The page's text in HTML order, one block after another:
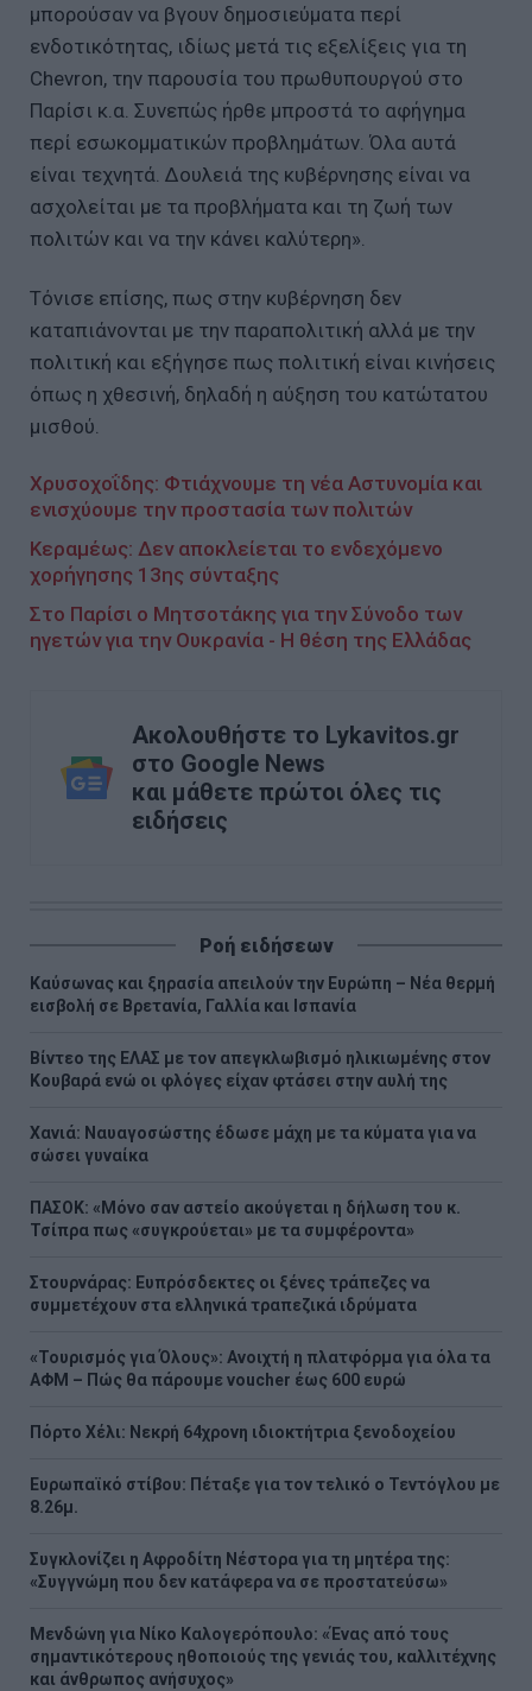
μπορούσαν να βγουν δημοσιεύματα περί
ενδοτικότητας, ιδίως μετά τις εξελίξεις για τη
Chevron, την παρουσία του πρωθυπουργού στο
Παρίσι κ.α. Συνεπώς ήρθε μπροστά το αφήγημα
περί εσωκομματικών προβλημάτων. Όλα αυτά
είναι τεχνητά. Δουλειά της κυβέρνησης είναι να
ασχολείται με τα προβλήματα και τη ζωή των
πολιτών και να την κάνει καλύτερη».
Τόνισε επίσης, πως στην κυβέρνηση δεν
καταπιάνονται με την παραπολιτική αλλά με την
πολιτική και εξήγησε πως πολιτική είναι κινήσεις
όπως η χθεσινή, δηλαδή η αύξηση του κατώτατου
μισθού.
Χρυσοχοΐδης: Φτιάχνουμε τη νέα Αστυνομία και
ενισχύουμε την προστασία των πολιτών
Κεραμέως: Δεν αποκλείεται το ενδεχόμενο
χορήγησης 13ης σύνταξης
Στο Παρίσι ο Μητσοτάκης για την Σύνοδο των
ηγετών για την Ουκρανία - Η θέση της Ελλάδας
Ακολουθήστε το Lykavitos.gr
στο Google News
και μάθετε πρώτοι όλες τις
ειδήσεις
Ροή ειδήσεων
Καύσωνας και ξηρασία απειλούν την Ευρώπη – Νέα θερμή
εισβολή σε Βρετανία, Γαλλία και Ισπανία
Βίντεο της ΕΛΑΣ με τον απεγκλωβισμό ηλικιωμένης στον
Κουβαρά ενώ οι φλόγες είχαν φτάσει στην αυλή της
Χανιά: Ναυαγοσώστης έδωσε μάχη με τα κύματα για να
σώσει γυναίκα
ΠΑΣΟΚ: «Μόνο σαν αστείο ακούγεται η δήλωση του κ.
Τσίπρα πως «συγκρούεται» με τα συμφέροντα»
Στουρνάρας: Ευπρόσδεκτες οι ξένες τράπεζες να
συμμετέχουν στα ελληνικά τραπεζικά ιδρύματα
«Τουρισμός για Όλους»: Ανοιχτή η πλατφόρμα για όλα τα
ΑΦΜ – Πώς θα πάρουμε voucher έως 600 ευρώ
Πόρτο Χέλι: Νεκρή 64χρονη ιδιοκτήτρια ξενοδοχείου
Ευρωπαϊκό στίβου: Πέταξε για τον τελικό ο Τεντόγλου με
8.26μ.
Συγκλονίζει η Αφροδίτη Νέστορα για τη μητέρα της:
«Συγγνώμη που δεν κατάφερα να σε προστατεύσω»
Μενδώνη για Νίκο Καλογερόπουλο: «Ένας από τους
σημαντικότερους ηθοποιούς της γενιάς του, καλλιτέχνης
και άνθρωπος ανήσυχος»